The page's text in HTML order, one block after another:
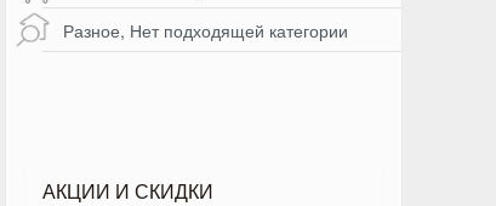
Разное, Нет подходящей категории
АКЦИИ И СКИДКИ